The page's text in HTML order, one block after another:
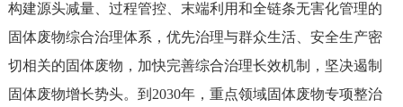
构建源头减量、过程管控、末端利用和全链条无害化管理的
固体废物综合治理体系，优先治理与群众生活、安全生产密
切相关的固体废物，加快完善综合治理长效机制，坚决遏制
固体废物增长势头。到2030年，重点领域固体废物专项整治